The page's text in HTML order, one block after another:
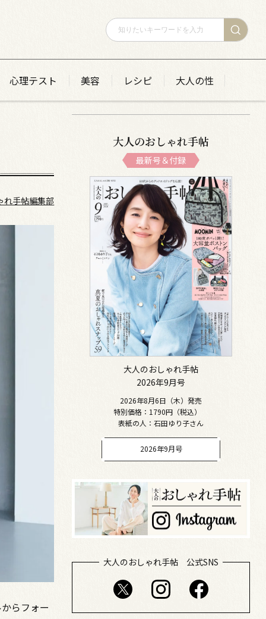
心理テスト 美容 レシピ 大人の性
れ手帖編集部
らフォー
大人のおしゃれ手帖
最新号＆付録
大人のおしゃれ手帖
2026年9月号
2026年8月6日（木）発売
特別価格：1790円（税込）
表紙の人：石田ゆり子さん
2026年9月号
大人のおしゃれ手帖 公式SNS